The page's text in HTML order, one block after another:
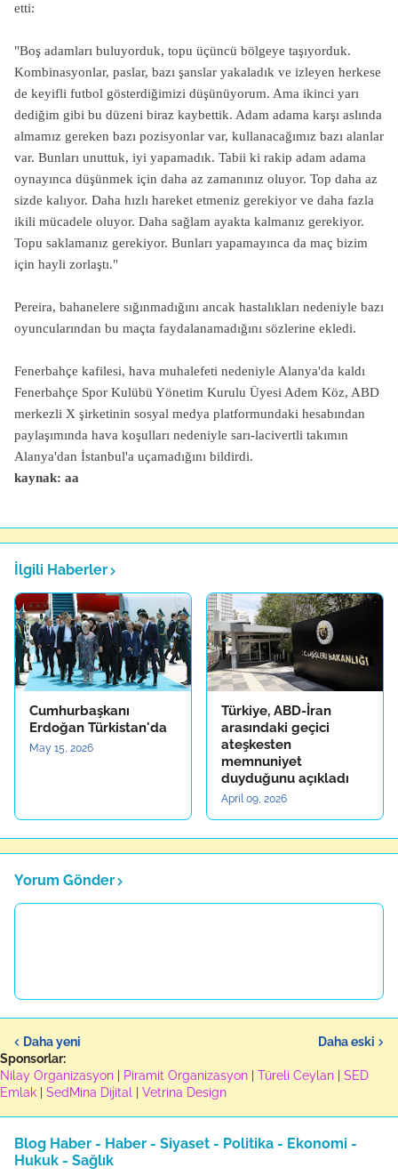
etti:
"Boş adamları buluyorduk, topu üçüncü bölgeye taşıyorduk.
Kombinasyonlar, paslar, bazı şanslar yakaladık ve izleyen herkese
de keyifli futbol gösterdiğimizi düşünüyorum. Ama ikinci yarı
dediğim gibi bu düzeni biraz kaybettik. Adam adama karşı aslında
almamız gereken bazı pozisyonlar var, kullanacağımız bazı alanlar
var. Bunları unuttuk, iyi yapamadık. Tabii ki rakip adam adama
oynayınca düşünmek için daha az zamanınız oluyor. Top daha az
sizde kalıyor. Daha hızlı hareket etmeniz gerekiyor ve daha fazla
ikili mücadele oluyor. Daha sağlam ayakta kalmanız gerekiyor.
Topu saklamanız gerekiyor. Bunları yapamayınca da maç bizim
için hayli zorlaştı."
Pereira, bahanelere sığınmadığını ancak hastalıkları nedeniyle bazı
oyuncularından bu maçta faydalanamadığını sözlerine ekledi.
Fenerbahçe kafilesi, hava muhalefeti nedeniyle Alanya'da kaldı
Fenerbahçe Spor Kulübü Yönetim Kurulu Üyesi Adem Köz, ABD
merkezli X şirketinin sosyal medya platformundaki hesabından
paylaşımında hava koşulları nedeniyle sarı-lacivertli takımın
Alanya'dan İstanbul'a uçamadığını bildirdi.
kaynak: aa
İlgili Haberler
Cumhurbaşkanı
Erdoğan Türkistan'da
May 15, 2026
Türkiye, ABD-İran
arasındaki geçici
ateşkesten
memnuniyet
duyduğunu açıkladı
April 09, 2026
Yorum Gönder
Daha yeni
Daha eski
Sponsorlar:
Nilay Organizasyon
Piramit Organizasyon Türeli Ceylan
SED
Emlak
SedMina Dijital Vetrina Design
Blog Haber - Haber - Siyaset - Politika - Ekonomi -
Hukuk - Sağlık